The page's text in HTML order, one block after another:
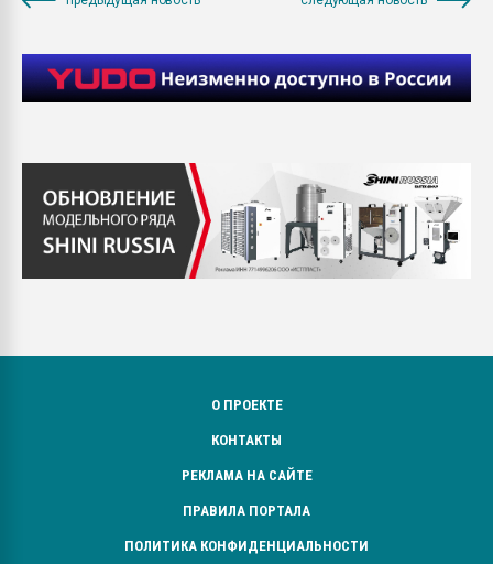
О ПРОЕКТЕ
КОНТАКТЫ
РЕКЛАМА НА САЙТЕ
ПРАВИЛА ПОРТАЛА
ПОЛИТИКА КОНФИДЕНЦИАЛЬНОСТИ